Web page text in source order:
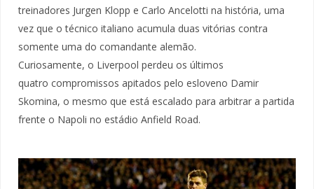
treinadores Jurgen Klopp e Carlo Ancelotti na história, uma
vez que o técnico italiano acumula duas vitórias contra
somente uma do comandante alemão.
Curiosamente, o Liverpool perdeu os últimos
quatro compromissos apitados pelo esloveno Damir
Skomina, o mesmo que está escalado para arbitrar a partida
frente o Napoli no estádio Anfield Road.